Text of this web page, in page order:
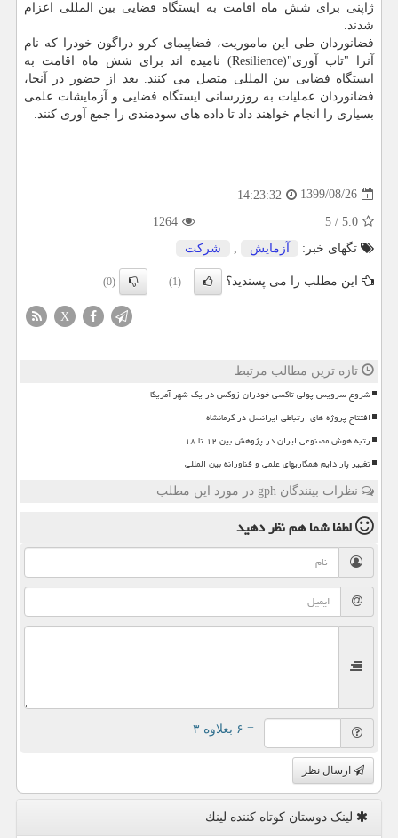
ژاپنی برای شش ماه اقامت به ایستگاه فضایی بین المللی اعزام
شدند.
فضانوردان طی این ماموریت، فضاپیمای کرو دراگون خودرا که نام
آنرا "تاب آوری"(Resilience) نامیده اند برای شش ماه اقامت به
ایستگاه فضایی بین المللی متصل می کنند. بعد از حضور در آنجا،
فضانوردان عملیات به روزرسانی ایستگاه فضایی و آزمایشات علمی
بسیاری را انجام خواهند داد تا داده های سودمندی را جمع آوری کنند.
1399/08/26
14:23:32
5.0
/
5
1264
تگهای خبر:
آزمایش شركت
این مطلب را می پسندید؟ (1)
(0)
X
تازه ترین مطالب مرتبط
شروع سرویس پولی تاکسی خودران زوکس در یک شهر آمریکا
افتتاح پروژه های ارتباطی ایرانسل در کرمانشاه
رتبه هوش مصنوعی ایران در پژوهش بین ۱۲ تا ۱۸
تغییر پارادایم همکاریهای علمی و فناورانه بین المللی
نظرات بینندگان gph در مورد این مطلب
لطفا شما همنظر دهید
= ۶ بعلاوه ۳
ارسال نظر
لینک دوستان كوتاه كننده لینك